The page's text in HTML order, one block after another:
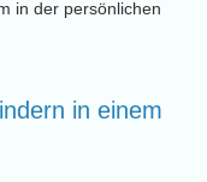
in der persönlichen
in einem